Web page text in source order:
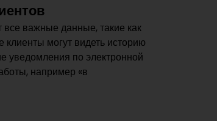
важные данные, такие как
могут видеть историю
уведомления по электронной
например «в